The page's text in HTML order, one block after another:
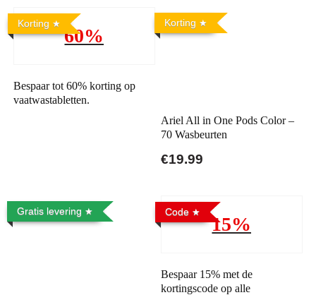
Korting
60%
Bespaar tot 60% korting op
vaatwastabletten.
Korting
Ariel All in One Pods Color –
70 Wasbeurten
€19.99
Gratis levering Code
15%
Bespaar 15% met de
kortingscode op alle